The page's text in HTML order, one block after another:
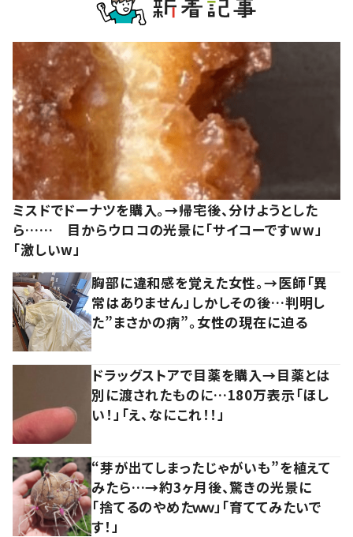
ミスドでドーナツを購入。→帰宅後、分けようとした
ら…… 目からウロコの光景に「サイコーですww」
「激しいw」
胸部に違和感を覚えた女性。→医師「異
常はありません」しかしその後…判明し
た”まさかの病”。女性の現在に迫る
ドラッグストアで目薬を購入→目薬とは
別に渡されたものに…180万表示「ほし
い！」「え、なにこれ！！」
“芽が出てしまったじゃがいも”を植えて
みたら…→約3ヶ月後、驚きの光景に
「捨てるのやめたｗｗ」「育ててみたいで
す！」